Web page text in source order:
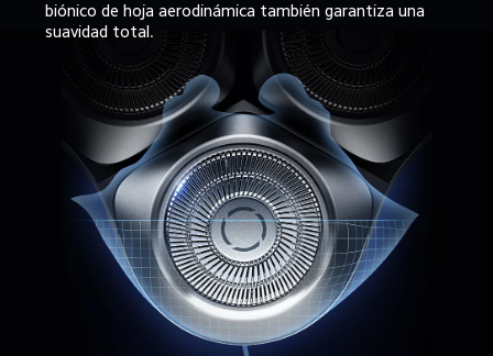
biónico de hoja aerodinámica también garantiza una
suavidad total.